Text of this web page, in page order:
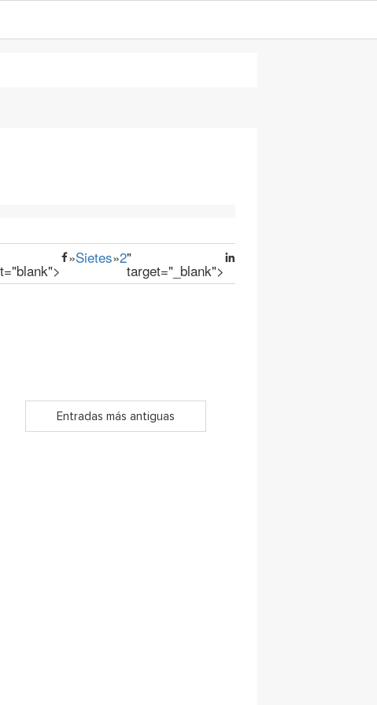
»Sietes»2"
target="_blank">
Entradas más antiguas